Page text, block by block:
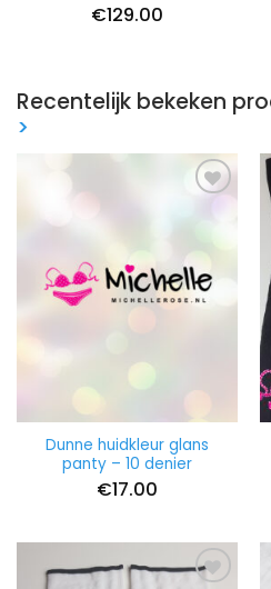
€129.00
Recentelijk bekeken
>
Dunne huidkleur glans
panty – 10 denier
€17.00